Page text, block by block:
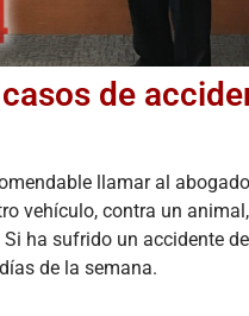
de
llamar al
vehículo, contra un
ha sufrido un accidente de
de la semana.